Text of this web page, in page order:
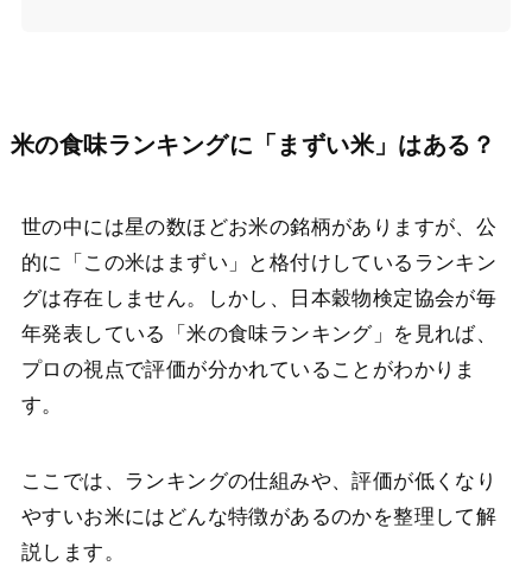
米の食味ランキングに「まずい米」はある？
世の中には星の数ほどお米の銘柄がありますが、公
的に「この米はまずい」と格付けしているランキン
グは存在しません。しかし、日本穀物検定協会が毎
年発表している「米の食味ランキング」を見れば、
プロの視点で評価が分かれていることがわかりま
す。
ここでは、ランキングの仕組みや、評価が低くなり
やすいお米にはどんな特徴があるのかを整理して解
説します。